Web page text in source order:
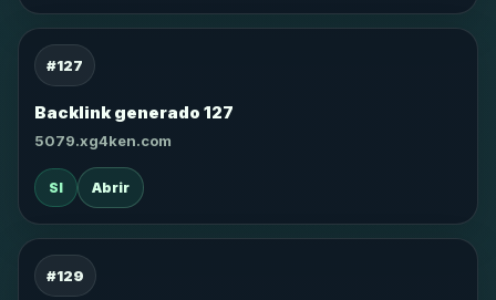
#127
Backlink generado 127
5079.xg4ken.com
SI Abrir
#129